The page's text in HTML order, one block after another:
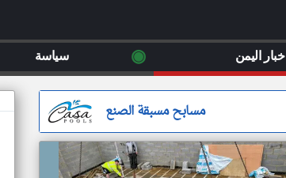
مسابح مسبقة الصنع
اخبار اليمن ◉ سياسة